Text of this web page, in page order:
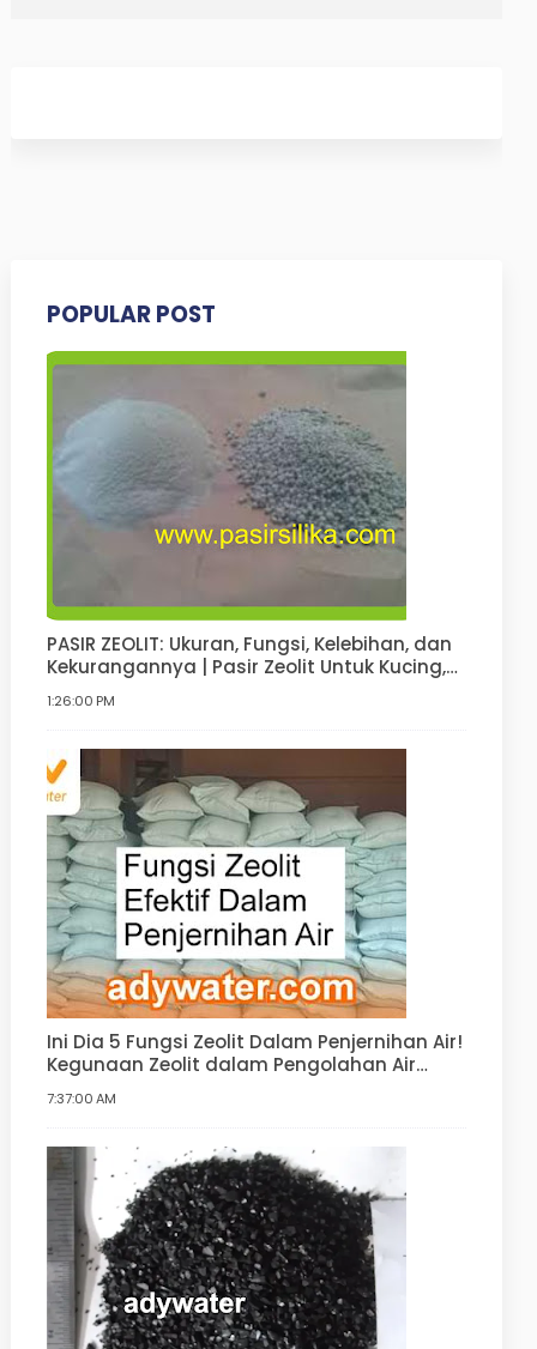
POPULAR POST
PASIR ZEOLIT: Ukuran, Fungsi, Kelebihan, dan
Kekurangannya | Pasir Zeolit Untuk Kucing,
1:26:00 PM
Ini Dia 5 Fungsi Zeolit Dalam Penjernihan Air!
Kegunaan Zeolit dalam Pengolahan Air
7:37:00 AM